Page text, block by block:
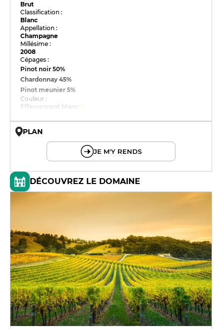
Brut
Classification :
Blanc
Appellation :
Champagne
Millésime :
2008
Cépages :
Pinot noir50%
Chardonnay45%
Pinot meunier5%
Couleur :
Effervescent blanc
PLAN
JE M'Y RENDS
DÉCOUVREZ LE DOMAINE